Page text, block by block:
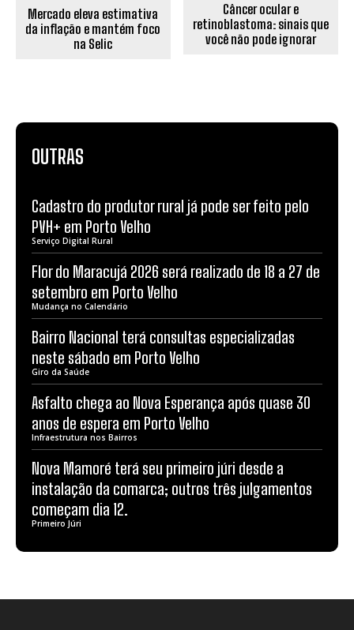
Mercado eleva estimativa
da inflação e mantém foco
na Selic
Câncer ocular e
retinoblastoma: sinais que
você não pode ignorar
OUTRAS
Cadastro do produtor rural já pode ser feito pelo
PVH+ em Porto Velho
Serviço Digital Rural
Flor do Maracujá 2026 será realizado de 18 a 27 de
setembro em Porto Velho
Mudança no Calendário
Bairro Nacional terá consultas especializadas
neste sábado em Porto Velho
Giro da Saúde
Asfalto chega ao Nova Esperança após quase 30
anos de espera em Porto Velho
Infraestrutura nos Bairros
Nova Mamoré terá seu primeiro júri desde a
instalação da comarca; outros três julgamentos
começam dia 12.
Primeiro Júri